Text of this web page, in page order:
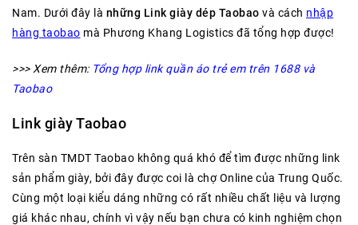
Nam. Dưới đây là những Link giày dép Taobao và cách nhập
hàng taobao mà Phương Khang Logistics đã tổng hợp được!
>>> Xem thêm: Tổng hợp link quần áo trẻ em trên 1688 và
Taobao
Link giày Taobao
Trên sàn TMDT Taobao không quá khó để tìm được những link
sản phẩm giày, bởi đây được coi là chợ Online của Trung Quốc.
Cùng một loại kiểu dáng những có rất nhiều chất liệu và lượng
giá khác nhau, chính vì vậy nếu bạn chưa có kinh nghiệm chọn